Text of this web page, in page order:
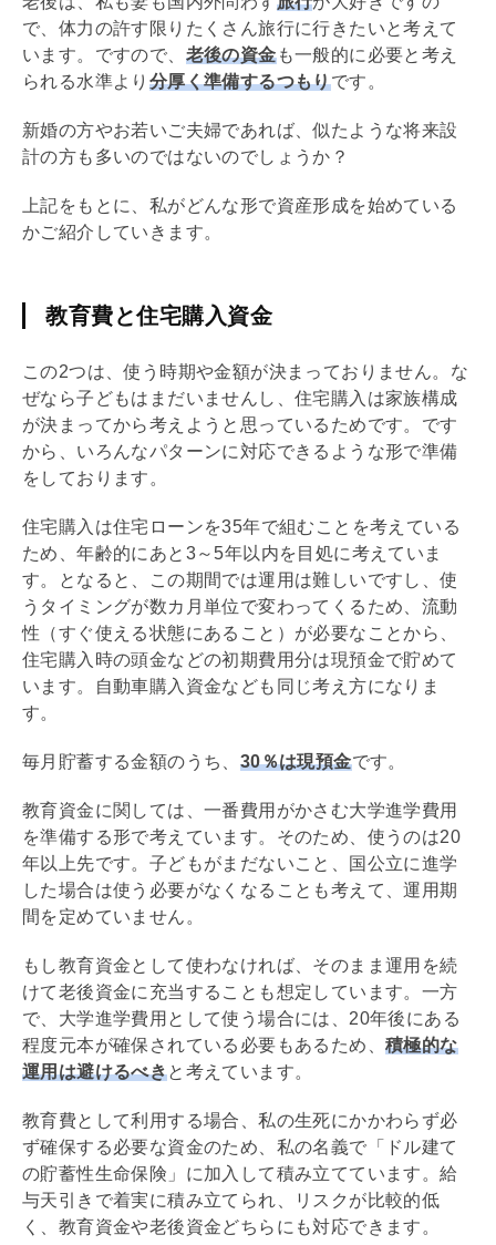
で、体力の許す限りたくさん旅行に行きたいと考えて
います。ですので、 老後の資金も一般的に必要と考え
られる水準より 分厚く準備するつもりです。
新婚の方やお若いご夫婦であれば、似たような将来設
計の方も多いのではないのでしょうか？
上記をもとに、私がどんな形で資産形成を始めている
かご紹介していきます。
教育費と住宅購入資金
この2つは、使う時期や金額が決まっておりません。な
ぜなら子どもはまだいませんし、住宅購入は家族構成
が決まってから考えようと思っているためです。です
から、いろんなパターンに対応できるような形で準備
をしております。
住宅購入は住宅ローンを35年で組むことを考えている
ため、年齢的にあと3～5年以内を目処に考えていま
す。となると、この期間では運用は難しいですし、使
うタイミングが数カ月単位で変わってくるため、流動
性（すぐ使える状態にあること）が必要なことから、
住宅購入時の頭金などの初期費用分は現預金で貯めて
います。自動車購入資金なども同じ考え方になりま
す。
毎月貯蓄する金額のうち、 30％は現預金です。
教育資金に関しては、一番費用がかさむ大学進学費用
を準備する形で考えています。そのため、使うのは20
年以上先です。子どもがまだないこと、国公立に進学
した場合は使う必要がなくなることも考えて、運用期
間を定めていません。
もし教育資金として使わなければ、そのまま運用を続
けて老後資金に充当することも想定しています。一方
で、大学進学費用として使う場合には、20年後にある
程度元本が確保されている必要もあるため、 積極的な
運用は避けるべきと考えています。
教育費として利用する場合、私の生死にかかわらず必
ず確保する必要な資金のため、私の名義で「ドル建て
の貯蓄性生命保険」に加入して積み立てています。給
与天引きで着実に積み立てられ、リスクが比較的低
く、教育資金や老後資金どちらにも対応できます。